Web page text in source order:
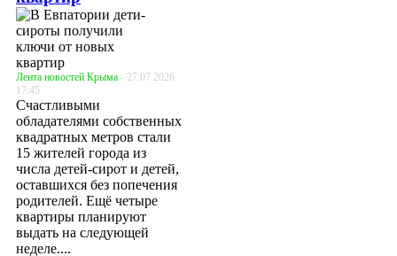
Лента новостей Крыма - 27.07.2026
17:45
Счастливыми
обладателями собственных
квадратных метров стали
15 жителей города из
числа детей-сирот и детей,
оставшихся без попечения
родителей. Ещё четыре
квартиры планируют
выдать на следующей
неделе....